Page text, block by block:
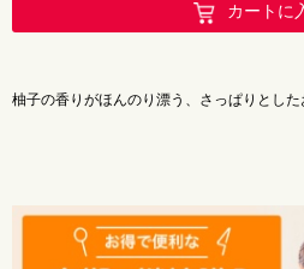
カートに
柚子の香りがほんのり漂う、さっぱりとした